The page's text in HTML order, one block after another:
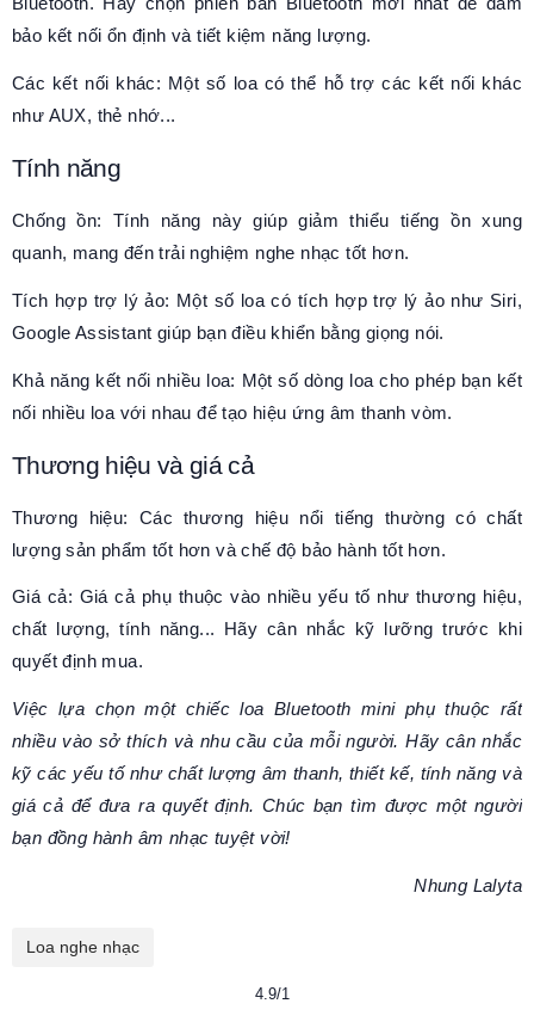
bảo kết nối ổn định và tiết kiệm năng lượng.
Các kết nối khác: Một số loa có thể hỗ trợ các kết nối khác
như AUX, thẻ nhớ...
Tính năng
Chống ồn: Tính năng này giúp giảm thiểu tiếng ồn xung
quanh, mang đến trải nghiệm nghe nhạc tốt hơn.
Tích hợp trợ lý ảo: Một số loa có tích hợp trợ lý ảo như Siri,
Google Assistant giúp bạn điều khiển bằng giọng nói.
Khả năng kết nối nhiều loa: Một số dòng loa cho phép bạn kết
nối nhiều loa với nhau để tạo hiệu ứng âm thanh vòm.
Thương hiệu và giá cả
Thương hiệu: Các thương hiệu nổi tiếng thường có chất
lượng sản phẩm tốt hơn và chế độ bảo hành tốt hơn.
Giá cả: Giá cả phụ thuộc vào nhiều yếu tố như thương hiệu,
chất lượng, tính năng... Hãy cân nhắc kỹ lưỡng trước khi
quyết định mua.
Việc lựa chọn một chiếc loa Bluetooth mini phụ thuộc rất
nhiều vào sở thích và nhu cầu của mỗi người. Hãy cân nhắc
kỹ các yếu tố như chất lượng âm thanh, thiết kế, tính năng và
giá cả để đưa ra quyết định. Chúc bạn tìm được một người
bạn đồng hành âm nhạc tuyệt vời!
Nhung Lalyta
Loa nghe nhạc
4.9/1